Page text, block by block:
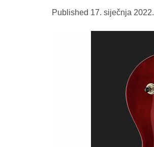
Published 17. siječnja 2022.